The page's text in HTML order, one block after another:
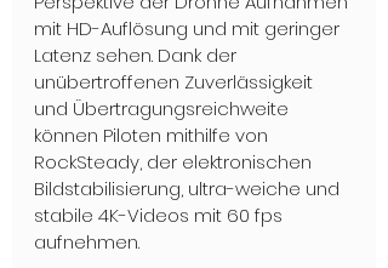
mit HD-Auflösung und mit geringer
Latenz sehen. Dank der
unübertroffenen Zuverlässigkeit
und Übertragungsreichweite
können Piloten mithilfe von
RockSteady, der elektronischen
Bildstabilisierung, ultra-weiche und
stabile 4K-Videos mit 60 fps
aufnehmen.